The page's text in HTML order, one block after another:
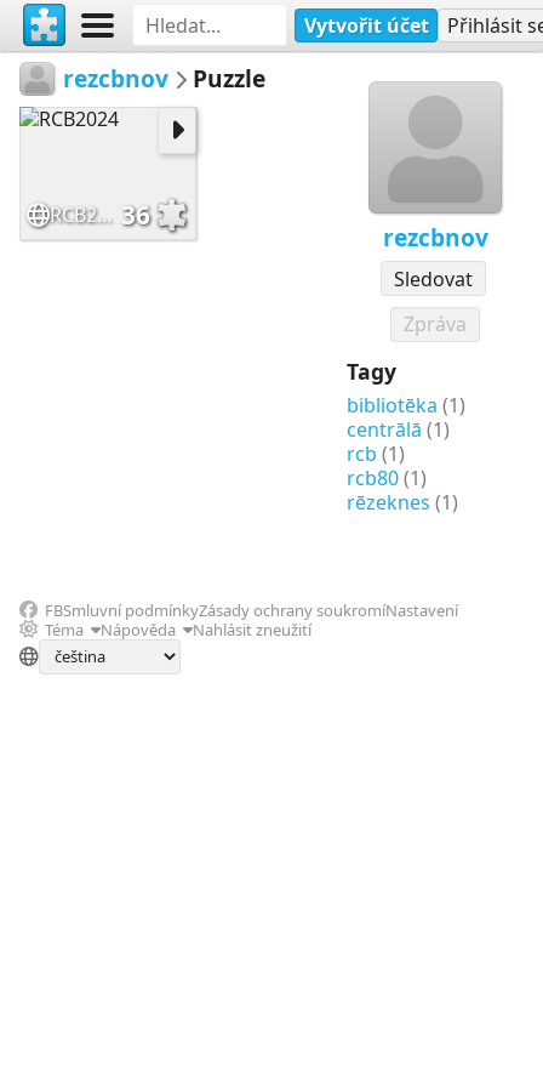
Vytvořit účet Přihlásit
rezcbnov
Sledovat
Zpráva
Tagy
bibliotēka (1)
centrālā (1)
rcb (1)
rcb80(1)
rēzeknes (1)
rezcbnov Puzzle
RCB2024 36
FBSmluvní podmínkyZásady ochrany soukromíNastavení
Téma
Nápověda Nahlásit zneužití